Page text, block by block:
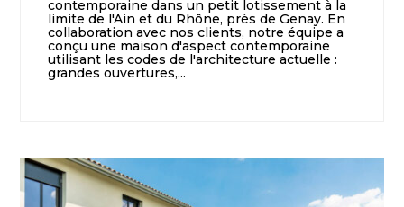
contemporaine dans un petit lotissement à la
limite de l'Ain et du Rhône, près de Genay. En
collaboration avec nos clients, notre équipe a
conçu une maison d'aspect contemporaine
utilisant les codes de l'architecture actuelle :
grandes ouvertures,...